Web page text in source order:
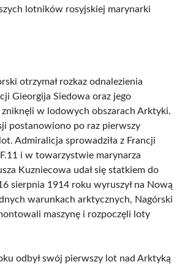
lotników rosyjskiej marynarki
otrzymał rozkaz odnalezienia
Gieorgija Siedowa oraz jego
w lodowych obszarach Arktyki.
postanowiono po raz pierwszy
Admiralicja sprowadziła z Francji
i w towarzystwie marynarza
Kuzniecowa udał się statkiem do
sierpnia 1914 roku wyruszył na Nową
warunkach arktycznych, Nagórski
maszynę i rozpoczęli loty
odbył swój pierwszy lot nad Arktyką